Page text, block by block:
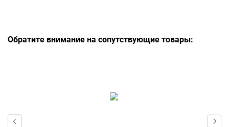
Обратите внимание на сопутствующие товары: